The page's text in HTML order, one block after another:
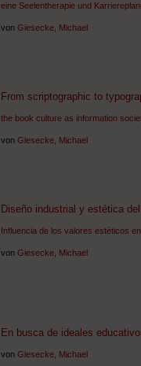
eine Seelentherapie und
von Giesecke, Michael
From scriptographic to
the book culture as information
von Giesecke, Michael
Diseño industrial y estética
Influencia de los valores estéticos
von Giesecke, Michael
En busca de ideales
von Giesecke, Michael